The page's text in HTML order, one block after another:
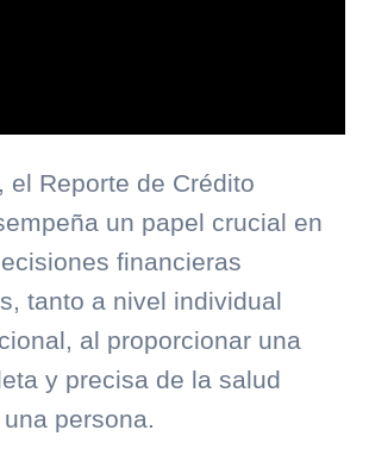
el Reporte de Crédito
un papel crucial en
financieras
tanto a nivel individual
al proporcionar una
y precisa de la salud
persona.